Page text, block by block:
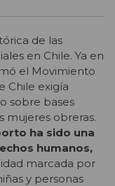
de las
en Chile. Ya en
el Movimiento
Chile exigía
sobre bases
mujeres obreras.
ha sido una
humanos,
marcada por
y personas